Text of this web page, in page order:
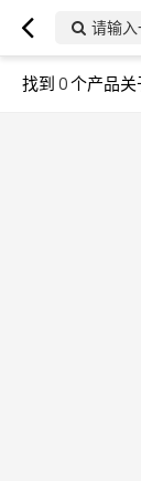
请输
找到0个产品关